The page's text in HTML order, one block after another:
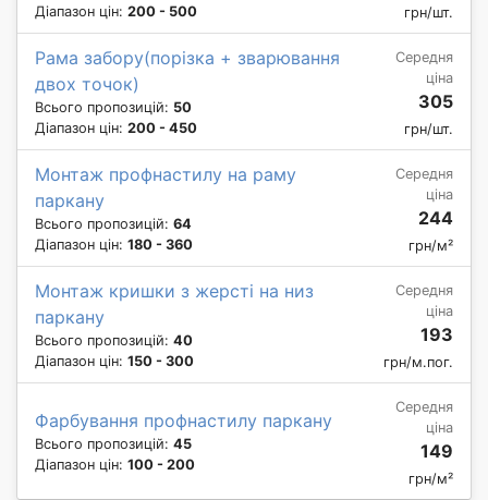
Діапазон цін: 200 - 500 грн/шт.
Рама забору(порізка + зварювання
двох точок)
Всього пропозицій: 50
Діапазон цін: 200 - 450
Середня
ціна
305
грн/шт.
Монтаж профнастилу на раму
паркану
Всього пропозицій: 64
Діапазон цін: 180 - 360
Середня
ціна
244
грн/м²
Монтаж кришки з жерсті на низ
паркану
Всього пропозицій: 40
Діапазон цін: 150 - 300
Середня
ціна
193
грн/м.пог.
Фарбування профнастилу паркану
Всього пропозицій: 45
Діапазон цін: 100 - 200
Середня
ціна
149
грн/м²